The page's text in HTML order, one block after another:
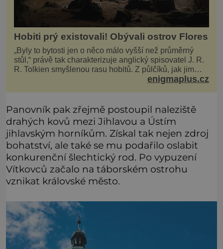
Hobiti prý existovali! Obývali ostrov Flores
„Byly to bytosti jen o něco málo vyšší než průměrný
stůl,“ právě tak charakterizuje anglický spisovatel J. R.
R. Tolkien smyšlenou rasu hobitů. Z půlčíků, jak jim
říká, následně udělá hlavní hrdiny svých slavných
enigmaplus.cz
Panovník pak zřejmě postoupil naleziště
drahých kovů mezi Jihlavou a Ústím
jihlavským horníkům. Získal tak nejen zdroj
bohatství, ale také se mu podařilo oslabit
konkurenční šlechtický rod. Po vypuzení
Vítkovců začalo na táborském ostrohu
vznikat královské město.